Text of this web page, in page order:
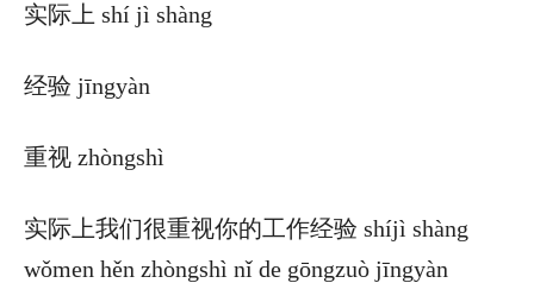
实际上 shí jì shàng
经验 jīngyàn
重视 zhòngshì
实际上我们很重视你的工作经验 shíjì shàng
wǒmen hěn zhòngshì nǐ de gōngzuò jīngyàn